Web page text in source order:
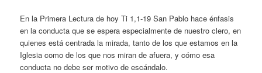
En la Primera Lectura de hoy Ti 1,1-19 San Pablo hace énfasis
en la conducta que se espera especialmente de nuestro clero, en
quienes está centrada la mirada, tanto de los que estamos en la
Iglesia como de los que nos miran de afuera, y cómo esa
conducta no debe ser motivo de escándalo.